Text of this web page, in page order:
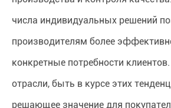
числа индивидуальных решений
производителям более
конкретные потребности
отрасли, быть в курсе этих
решающее значение для